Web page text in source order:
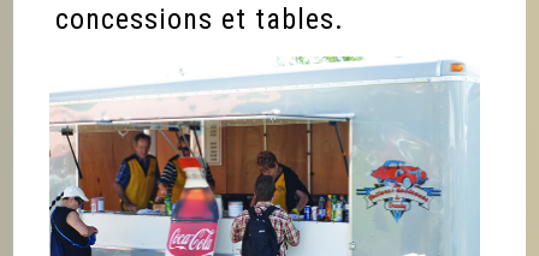
concessions et tables.